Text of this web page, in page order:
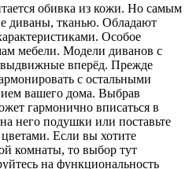
обивка из кожи. Но самым
диваны, тканью. Обладают
Особое
мебели. Модели диванов с
вперёд. Прежде
с остальными
вашего дома. Выбрав
гармонично вписаться в
него подушки или поставьте
Если вы хотите
комнаты, то выбор тут
на функциональность